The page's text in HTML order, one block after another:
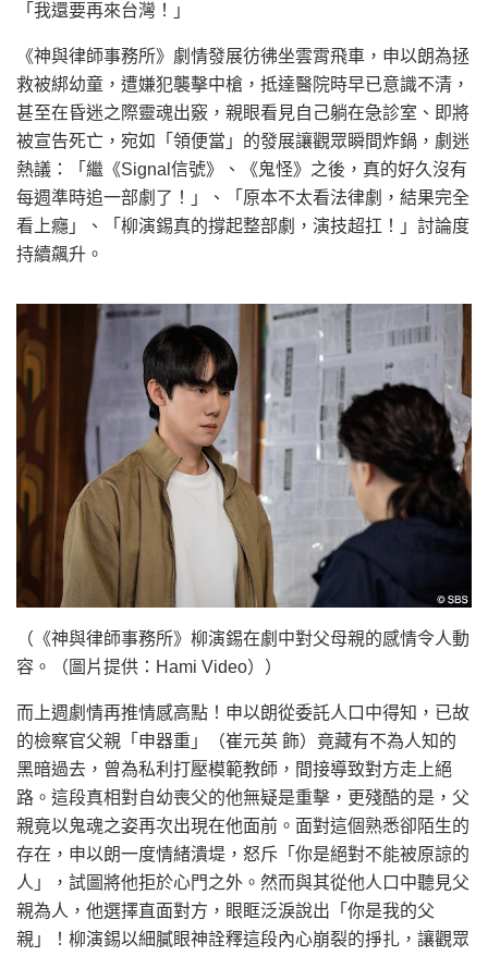
「我還要再來台灣！」
《神與律師事務所》劇情發展彷彿坐雲霄飛車，申以朗為拯
救被綁幼童，遭嫌犯襲擊中槍，抵達醫院時早已意識不清，
甚至在昏迷之際靈魂出竅，親眼看見自己躺在急診室、即將
被宣告死亡，宛如「領便當」的發展讓觀眾瞬間炸鍋，劇迷
熱議：「繼《Signal信號》、《鬼怪》之後，真的好久沒有
每週準時追一部劇了！」、「原本不太看法律劇，結果完全
看上癮」、「柳演錫真的撐起整部劇，演技超扛！」討論度
持續飆升。
（《神與律師事務所》柳演錫在劇中對父母親的感情令人動
容。（圖片提供：Hami Video））
而上週劇情再推情感高點！申以朗從委託人口中得知，已故
的檢察官父親「申器重」（崔元英 飾）竟藏有不為人知的
黑暗過去，曾為私利打壓模範教師，間接導致對方走上絕
路。這段真相對自幼喪父的他無疑是重擊，更殘酷的是，父
親竟以鬼魂之姿再次出現在他面前。面對這個熟悉卻陌生的
存在，申以朗一度情緒潰堤，怒斥「你是絕對不能被原諒的
人」，試圖將他拒於心門之外。然而與其從他人口中聽見父
親為人，他選擇直面對方，眼眶泛淚說出「你是我的父
親」！柳演錫以細膩眼神詮釋這段內心崩裂的掙扎，讓觀眾